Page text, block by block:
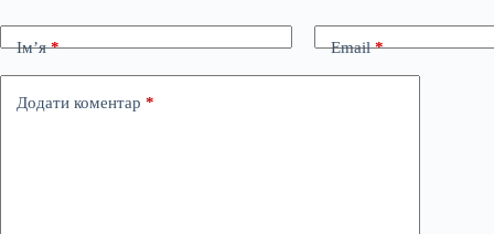
Ім’я* Email*
Додати коментар *